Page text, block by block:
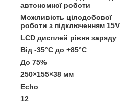
автономної роботи
Можливість цілодобової
роботи з підключенням 15V
LCD дисплей рівня заряду
Від -35°C до +85°C
До 75%
250×155×38 мм
Echo
12